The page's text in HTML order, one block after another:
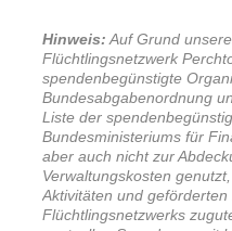
Hinweis: Auf Grund
Flüchtlingsnetzwerk
spendenbegünstigte
Bundesabgabenordnung
Liste der
Bundesministeriums für
aber auch nicht zur
Verwaltungskosten
Aktivitäten und
Flüchtlingsnetzwerks